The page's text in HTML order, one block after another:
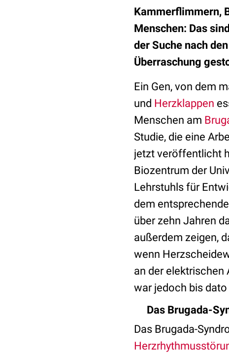
Kammerflimmern,
Menschen: Das
der Suche nach
Überraschung
Ein Gen, von dem
und Herzklappen
Menschen am
Studie, die eine
jetzt veröffentlicht
Biozentrum der
Lehrstuhls für
dem
über zehn Jahren
außerdem zeigen,
wenn
an der elektrischen
war jedoch bis dato
Das Brugada-
Das Brugada-